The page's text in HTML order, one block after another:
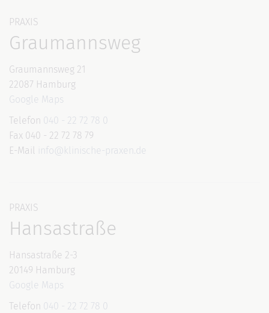
PRAXIS
Graumannsweg
Graumannsweg 21
22087 Hamburg
Google Maps
Telefon 040 - 22 72 78 0
Fax 040 - 22 72 78 79
E-Mail info@klinische-praxen.de
PRAXIS
Hansastraße
Hansastraße 2-3
20149 Hamburg
Google Maps
Telefon 040 - 22 72 78 0